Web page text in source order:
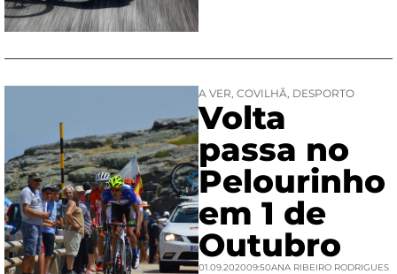
A VER, COVILHÃ, DESPORTO
Volta
passa no
Pelourinho
em 1 de
Outubro
01.09.202009:50ANA RIBEIRO RODRIGUES